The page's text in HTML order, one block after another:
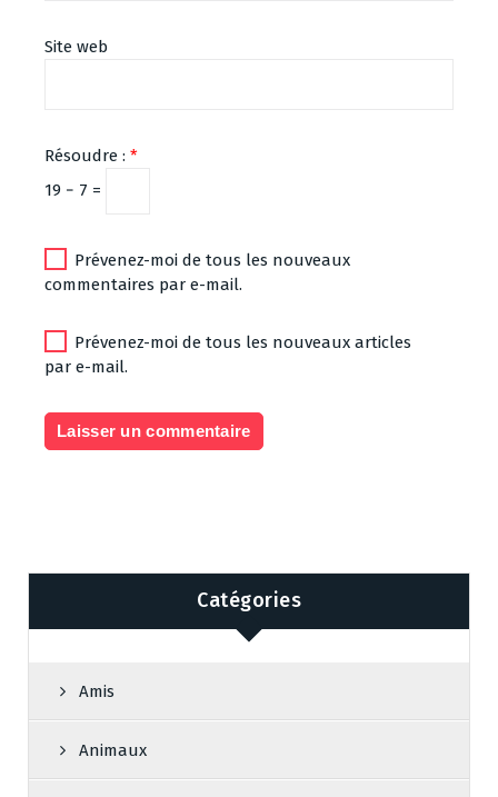
Site web
Résoudre : *
19 − 7 =
Prévenez-moi de tous les nouveaux
commentaires par e-mail.
Prévenez-moi de tous les nouveaux articles
par e-mail.
Catégories
Amis
Animaux